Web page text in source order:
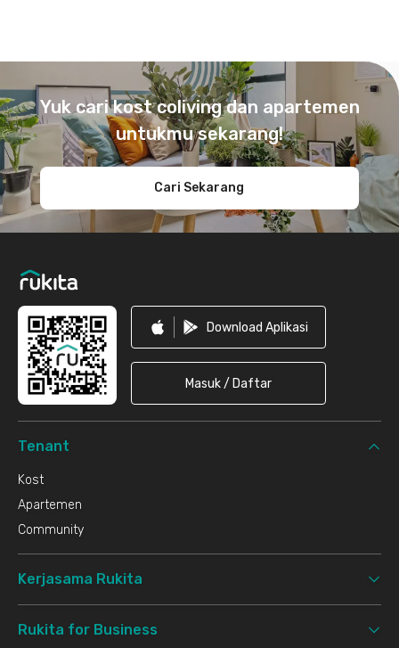
Yuk cari kost coliving dan apartemen
untukmu sekarang!
Cari Sekarang
Download Aplikasi
Masuk / Daftar
Tenant
Kost
Apartemen
Community
Kerjasama Rukita
Rukita for Business